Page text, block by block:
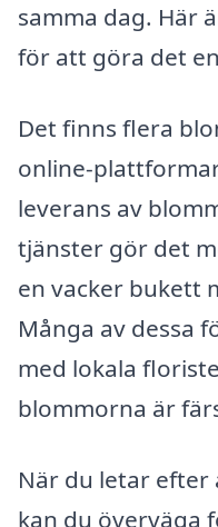
samma dag. Här
för att göra det
Det finns flera
online-
leverans av
tjänster gör det
en vacker bukett
Många av dessa
med lokala
blommorna är
När du letar efter
kan du överväga